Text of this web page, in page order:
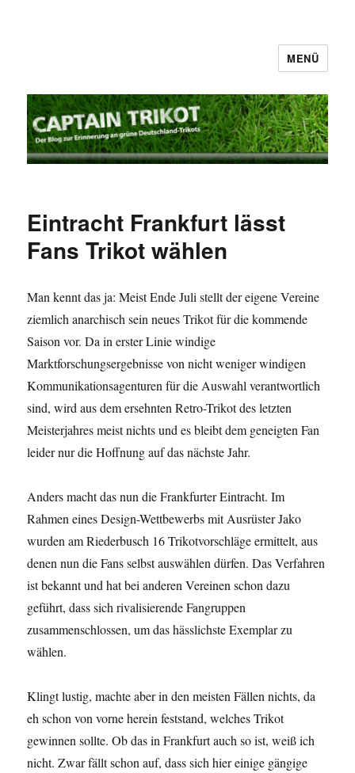
MENÜ
Eintracht Frankfurt lässt
Fans Trikot wählen
Man kennt das ja: Meist Ende Juli stellt der eigene Vereine
ziemlich anarchisch sein neues Trikot für die kommende
Saison vor. Da in erster Linie windige
Marktforschungsergebnisse von nicht weniger windigen
Kommunikationsagenturen für die Auswahl verantwortlich
sind, wird aus dem ersehnten Retro-Trikot des letzten
Meisterjahres meist nichts und es bleibt dem geneigten Fan
leider nur die Hoffnung auf das nächste Jahr.
Anders macht das nun die Frankfurter Eintracht. Im
Rahmen eines Design-Wettbewerbs mit Ausrüster Jako
wurden am Riederbusch 16 Trikotvorschläge ermittelt, aus
denen nun die Fans selbst auswählen dürfen. Das Verfahren
ist bekannt und hat bei anderen Vereinen schon dazu
geführt, dass sich rivalisierende Fangruppen
zusammenschlossen, um das hässlichste Exemplar zu
wählen.
Klingt lustig, machte aber in den meisten Fällen nichts, da
eh schon von vorne herein feststand, welches Trikot
gewinnen sollte. Ob das in Frankfurt auch so ist, weiß ich
nicht. Zwar fällt schon auf, dass sich hier einige gängige